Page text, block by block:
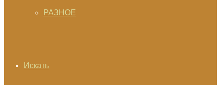
РАЗНОЕ
Искать